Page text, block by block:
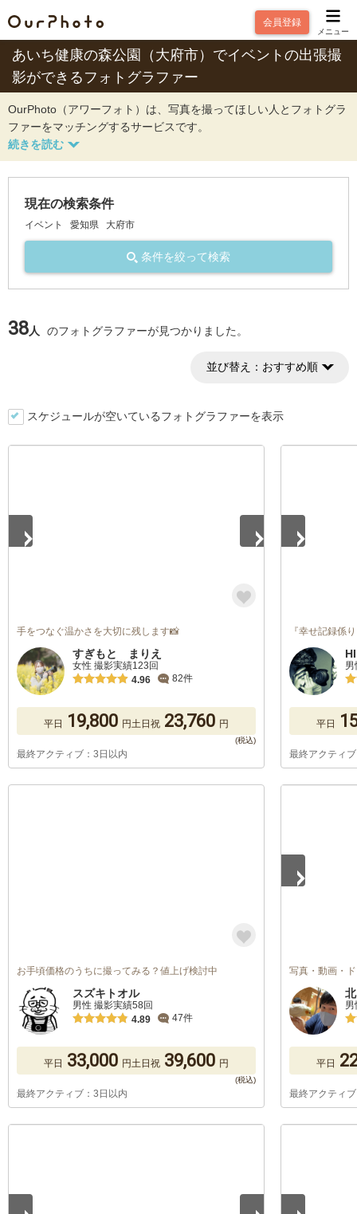
会員登録
メニュー
あいち健康の森公園（大府市）でイベントの出張撮
影ができるフォトグラファー
OurPhoto（アワーフォト）は、写真を撮ってほしい人とフォトグラ
ファーをマッチングするサービスです。
現在の検索条件
イベント 愛知県 大府市
条件を絞って検索
38人 のフォトグラファーが見つかりました。
並び替え： おすすめ順
スケジュールが空いているフォトグラファーを表示
手をつなぐ温かさを大切に残します📸
すぎもと まりえ
女性 撮影実績123回
4.96
82件
平日 19,800 円土日祝 23,760 円
最終アクティブ：3日以内
『幸せ記録係
平日
最終アクティ
お手頃価格のうちに撮ってみる？値上げ検討中
スズキトオル
男性 撮影実績58回
4.89
47件
平日 33,000 円土日祝 39,600 円
最終アクティブ：3日以内
写真・動画・
平日
最終アクティ